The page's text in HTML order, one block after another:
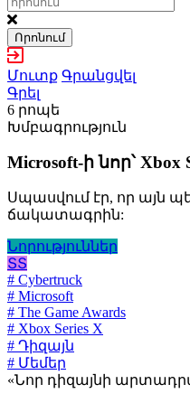
Որոնում
Մուտք Գրանցվել
Գրել
6 րոպե
Խմբագրություն
Microsoft-ի նոր՝
Սպասվում էր, որ այն
ճակատագրին:
Նորություններ
ՏՏ
# Cybertruck
# Microsoft
# The Game Awards
# Xbox Series X
# Դիզայն
# Մեմեր
«Նոր դիզայնի